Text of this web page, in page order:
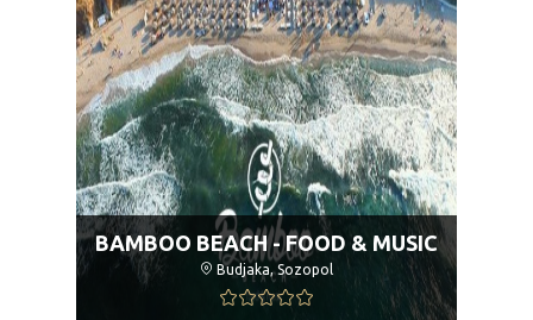
BAMBOO BEACH - FOOD & MUSIC
Budjaka, Sozopol